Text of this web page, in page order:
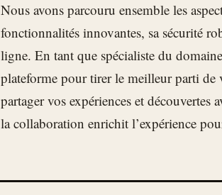
Nous avons parcouru ensemble les
fonctionnalités innovantes, sa sécurité
ligne. En tant que spécialiste du
plateforme pour tirer le meilleur parti de
partager vos expériences et
la collaboration enrichit l’expérience